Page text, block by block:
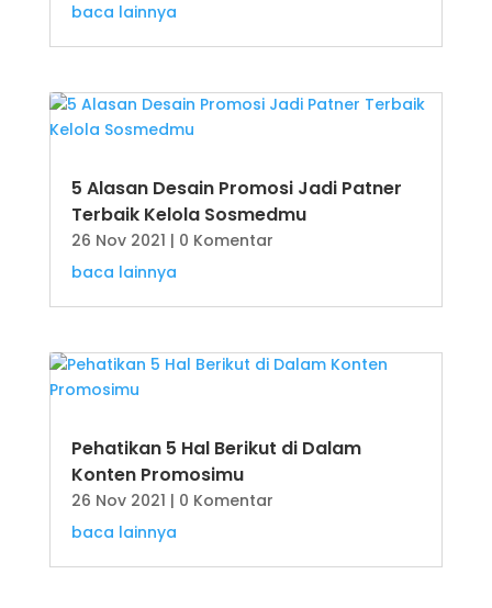
baca lainnya
5 Alasan Desain Promosi Jadi Patner
Terbaik Kelola Sosmedmu
26 Nov 2021 | 0 Komentar
baca lainnya
Pehatikan 5 Hal Berikut di Dalam
Konten Promosimu
26 Nov 2021 | 0 Komentar
baca lainnya